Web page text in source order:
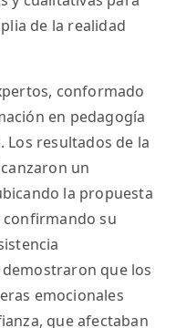
de la realidad
conformado
en pedagogía
Los resultados de la
un
la propuesta
confirmando su
que los
emocionales
que afectaban